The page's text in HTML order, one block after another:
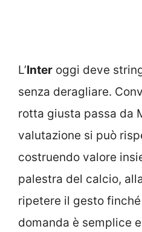
L’Inter oggi deve
senza deragliare.
rotta giusta passa da
valutazione si può
costruendo valore
palestra del calcio,
ripetere il gesto
domanda è semplice